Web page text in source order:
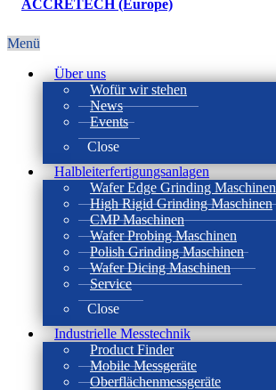
Menü
Über uns
Wofür wir stehen
News
Events
Close
Halbleiterfertigungsanlagen
Wafer Edge Grinding Maschinen
High Rigid Grinding Maschinen
CMP Maschinen
Wafer Probing Maschinen
Polish Grinding Maschinen
Wafer Dicing Maschinen
Service
Close
Industrielle Messtechnik
Product Finder
Mobile Messgeräte
Oberflächenmessgeräte